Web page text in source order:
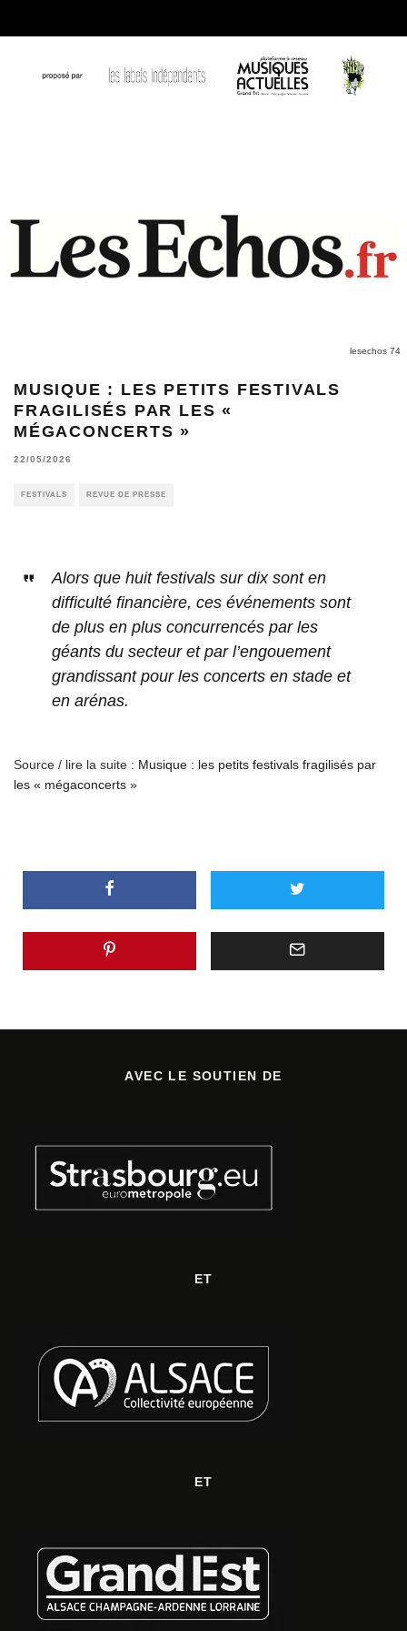
lesechos 74
MUSIQUE : LES PETITS FESTIVALS
FRAGILISÉS PAR LES «
MÉGACONCERTS »
22/05/2026
FESTIVALS REVUE DE PRESSE
Alors que huit festivals sur dix sont en
difficulté financière, ces événements sont
de plus en plus concurrencés par les
géants du secteur et par l’engouement
grandissant pour les concerts en stade et
en arénas.
Source / lire la suite : Musique : les petits festivals fragilisés par
les « mégaconcerts »
AVEC LE SOUTIEN DE
ET
ET